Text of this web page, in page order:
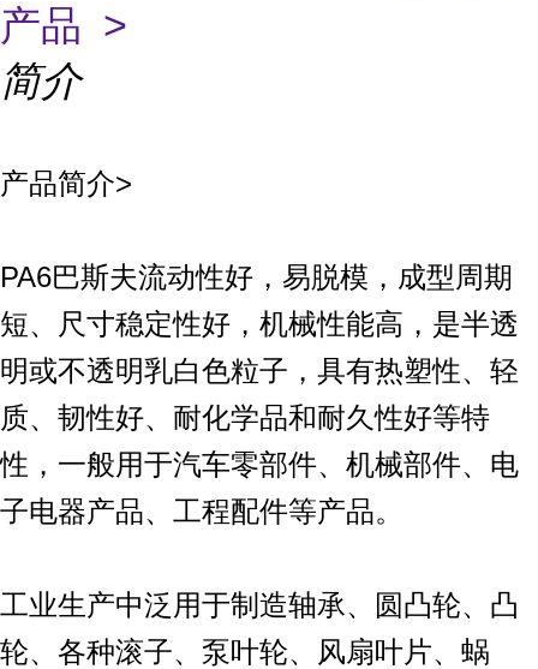
产品 >
简介
产品简介>
PA6巴斯夫流动性好，易脱模，成型周期
短、尺寸稳定性好，机械性能高，是半透
明或不透明乳白色粒子，具有热塑性、轻
质、韧性好、耐化学品和耐久性好等特
性，一般用于汽车零部件、机械部件、电
子电器产品、工程配件等产品。
工业生产中泛用于制造轴承、圆凸轮、凸
轮、各种滚子、泵叶轮、风扇叶片、蜗